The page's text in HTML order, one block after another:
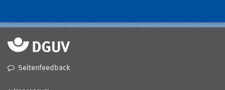
Seitenfeedback